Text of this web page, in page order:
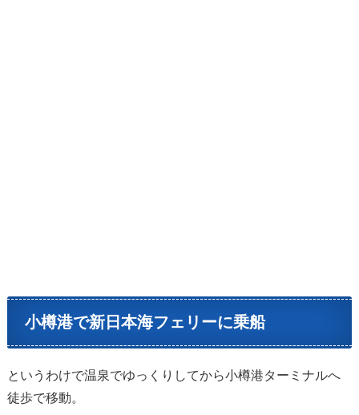
小樽港で新日本海フェリーに乗船
というわけで温泉でゆっくりしてから小樽港ターミナルへ
徒歩で移動。